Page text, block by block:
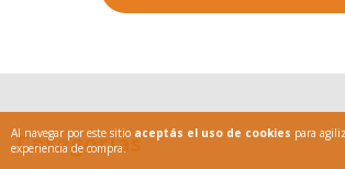
Al navegar por este sitio aceptás el uso de cookies para
experiencia de compra.
Categorías